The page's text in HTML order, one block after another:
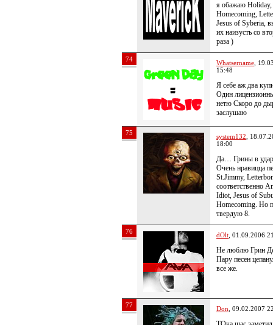
я обажаю Holiday,
Homecoming,
Jesus of Syberia,
их наизусть со
раза )
74 Whatsername ,
15:48
Я себе аж два
Один
нетю Скоро до
заслушаю
75 system132 ,
18:00
Да… Грины в
Очень нравицца
St.Jimmy,
соответственно
Idiot, Jesus of
Homecoming. Но
твердую 8.
76 dOlt , 01.09.2006
Не люблю Грин
Пару песен
все же.
77 Don , 09.02.2007